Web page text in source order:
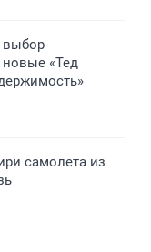
выбор
новые «Тед
самолета из